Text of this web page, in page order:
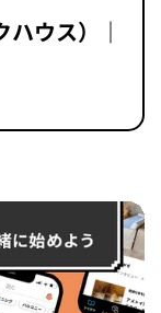
ウス）｜